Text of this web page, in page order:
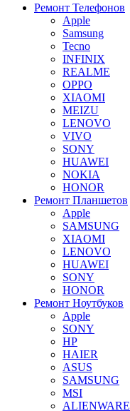
Ремонт Телефонов
Apple
Samsung
Tecno
INFINIX
REALME
OPPO
XIAOMI
MEIZU
LENOVO
VIVO
SONY
HUAWEI
NOKIA
HONOR
Ремонт Планшетов
Apple
SAMSUNG
XIAOMI
LENOVO
HUAWEI
SONY
HONOR
Ремонт Ноутбуков
Apple
SONY
HP
HAIER
ASUS
SAMSUNG
MSI
ALIENWARE